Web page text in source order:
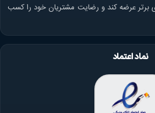
عرضه کند و رضایت مشتریان خود را کسب
نماد اعتماد